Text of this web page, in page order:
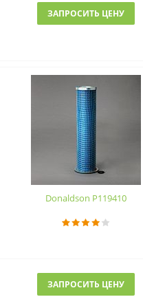
ЗАПРОСИТЬ ЦЕНУ
Donaldson P119410
ЗАПРОСИТЬ ЦЕНУ